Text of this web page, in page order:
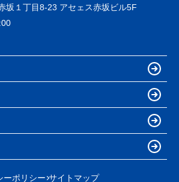
坂１丁目8-23 アセェス赤坂ビル5F
ーポリシー サイトマップ